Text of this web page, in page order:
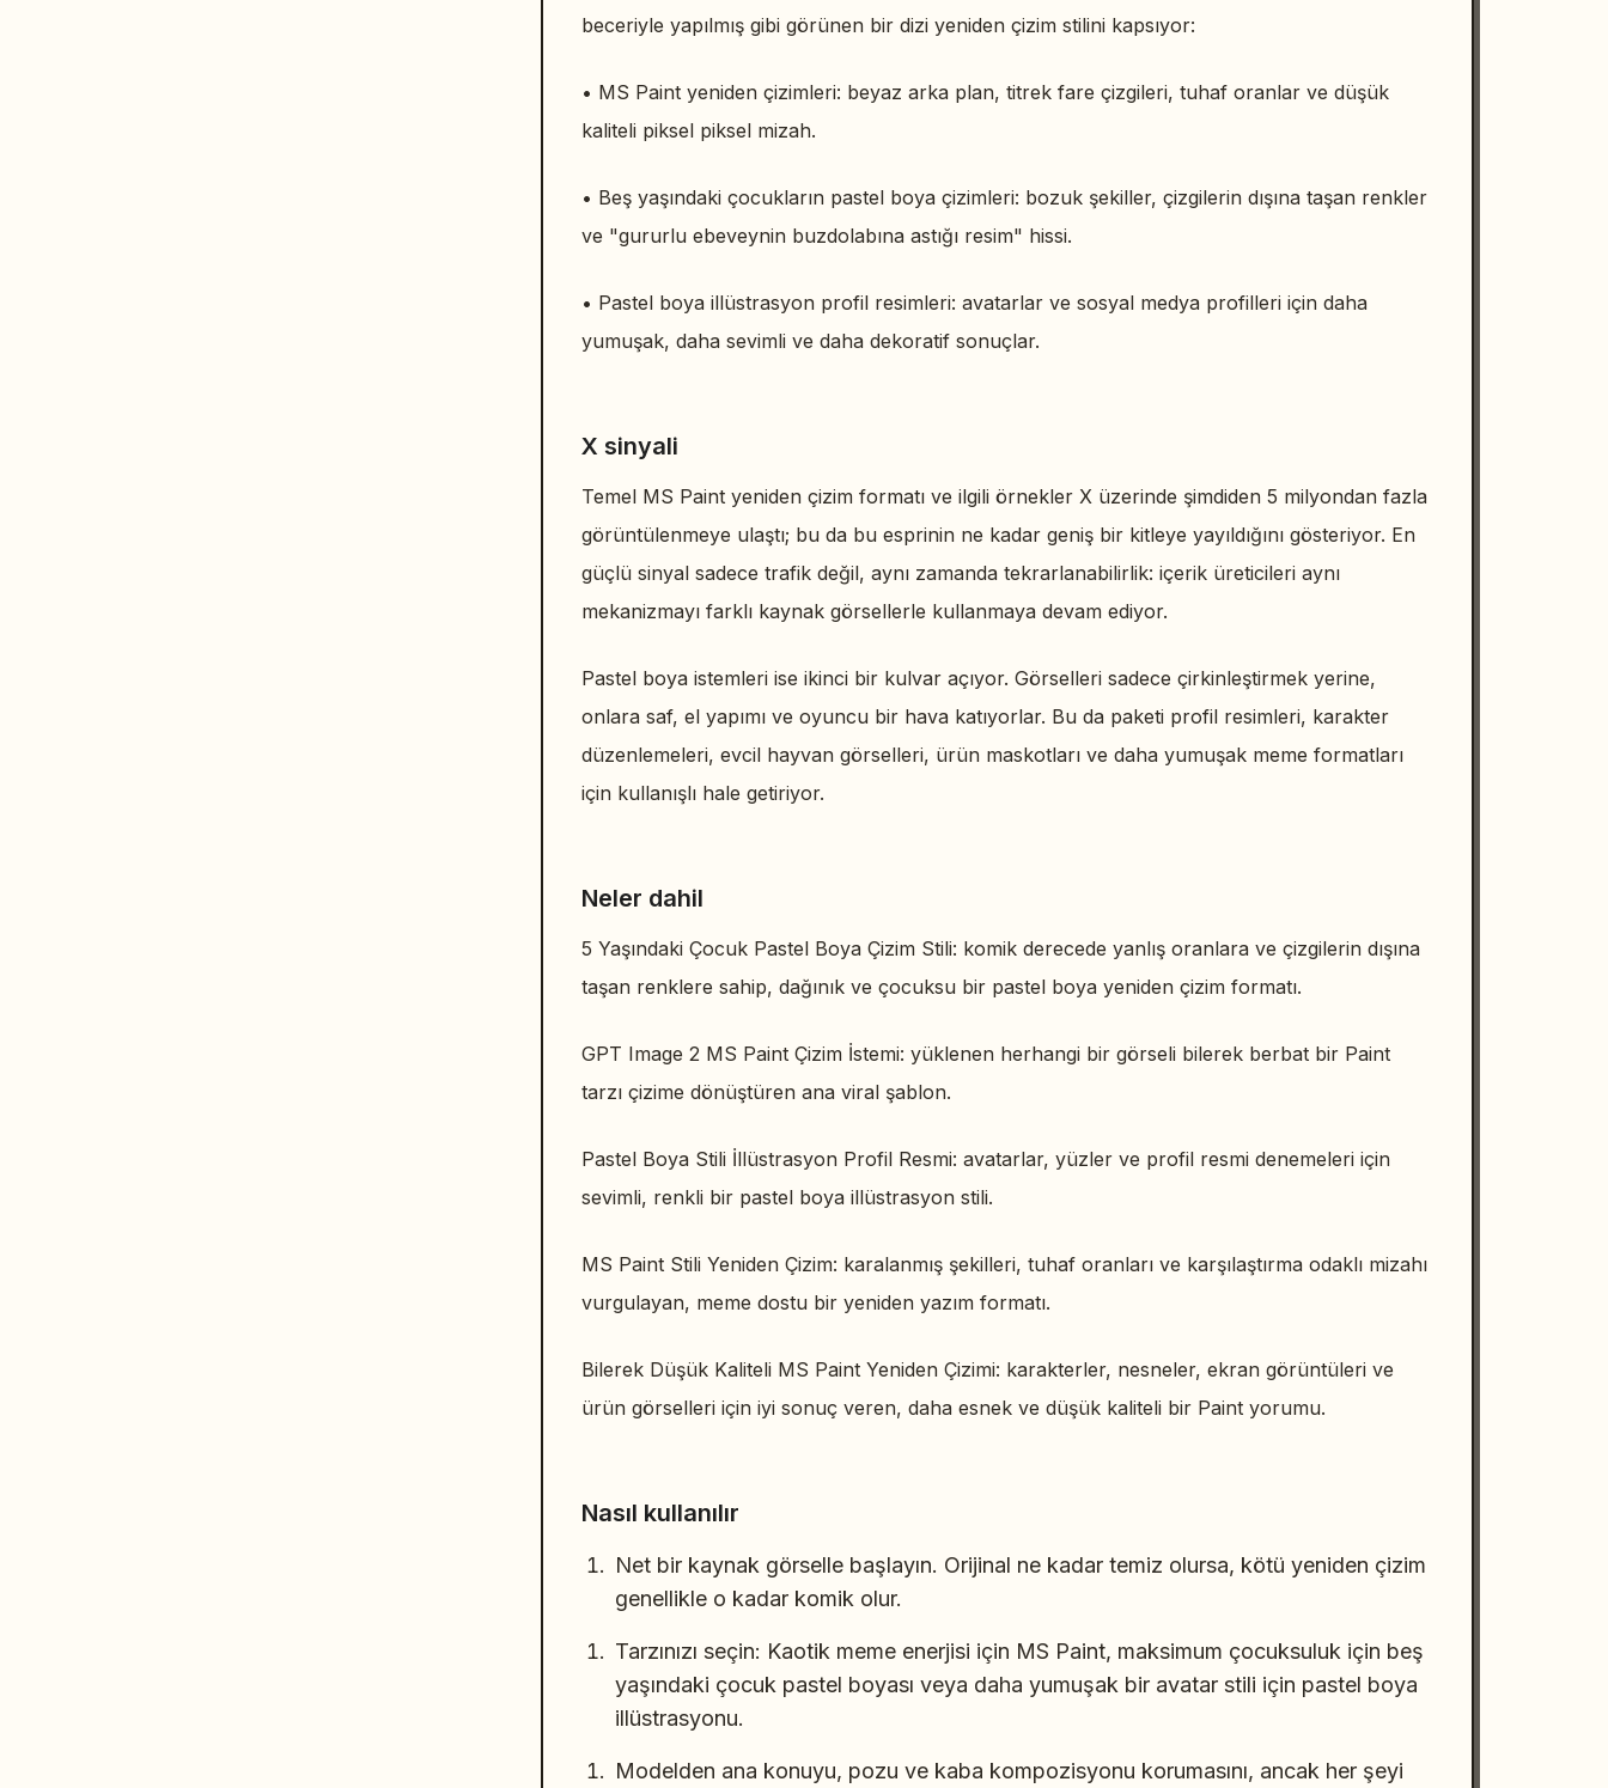
beceriyle yapılmış gibi görünen bir dizi yeniden çizim stilini kapsıyor:
• MS Paint yeniden çizimleri: beyaz arka plan, titrek fare çizgileri, tuhaf oranlar ve düşük
kaliteli piksel piksel mizah.
• Beş yaşındaki çocukların pastel boya çizimleri: bozuk şekiller, çizgilerin dışına taşan renkler
ve "gururlu ebeveynin buzdolabına astığı resim" hissi.
• Pastel boya illüstrasyon profil resimleri: avatarlar ve sosyal medya profilleri için daha
yumuşak, daha sevimli ve daha dekoratif sonuçlar.
X sinyali
Temel MS Paint yeniden çizim formatı ve ilgili örnekler X üzerinde şimdiden 5 milyondan fazla
görüntülenmeye ulaştı; bu da bu esprinin ne kadar geniş bir kitleye yayıldığını gösteriyor. En
güçlü sinyal sadece trafik değil, aynı zamanda tekrarlanabilirlik: içerik üreticileri aynı
mekanizmayı farklı kaynak görsellerle kullanmaya devam ediyor.
Pastel boya istemleri ise ikinci bir kulvar açıyor. Görselleri sadece çirkinleştirmek yerine,
onlara saf, el yapımı ve oyuncu bir hava katıyorlar. Bu da paketi profil resimleri, karakter
düzenlemeleri, evcil hayvan görselleri, ürün maskotları ve daha yumuşak meme formatları
için kullanışlı hale getiriyor.
Neler dahil
5 Yaşındaki Çocuk Pastel Boya Çizim Stili: komik derecede yanlış oranlara ve çizgilerin dışına
taşan renklere sahip, dağınık ve çocuksu bir pastel boya yeniden çizim formatı.
GPT Image 2 MS Paint Çizim İstemi: yüklenen herhangi bir görseli bilerek berbat bir Paint
tarzı çizime dönüştüren ana viral şablon.
Pastel Boya Stili İllüstrasyon Profil Resmi: avatarlar, yüzler ve profil resmi denemeleri için
sevimli, renkli bir pastel boya illüstrasyon stili.
MS Paint Stili Yeniden Çizim: karalanmış şekilleri, tuhaf oranları ve karşılaştırma odaklı mizahı
vurgulayan, meme dostu bir yeniden yazım formatı.
Bilerek Düşük Kaliteli MS Paint Yeniden Çizimi: karakterler, nesneler, ekran görüntüleri ve
ürün görselleri için iyi sonuç veren, daha esnek ve düşük kaliteli bir Paint yorumu.
Nasıl kullanılır
Net bir kaynak görselle başlayın. Orijinal ne kadar temiz olursa, kötü yeniden çizim
genellikle o kadar komik olur.
Tarzınızı seçin: Kaotik meme enerjisi için MS Paint, maksimum çocuksuluk için beş
yaşındaki çocuk pastel boyası veya daha yumuşak bir avatar stili için pastel boya
illüstrasyonu.
Modelden ana konuyu, pozu ve kaba kompozisyonu korumasını, ancak her şeyi